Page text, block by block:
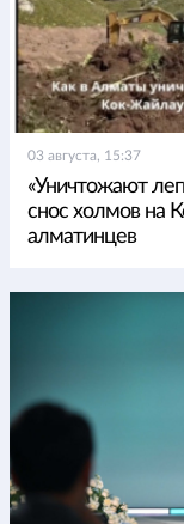
03 августа, 15:37
«Уничтожают
снос холмов на
алматинцев